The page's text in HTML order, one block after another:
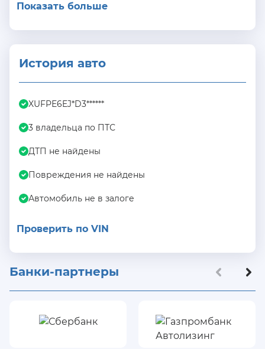
Показать больше
История авто
XUFPE6EJ*D3******
3 владельца по ПТС
ДТП не найдены
Повреждения не найдены
Автомобиль не в залоге
Проверить по VIN
Банки-партнеры